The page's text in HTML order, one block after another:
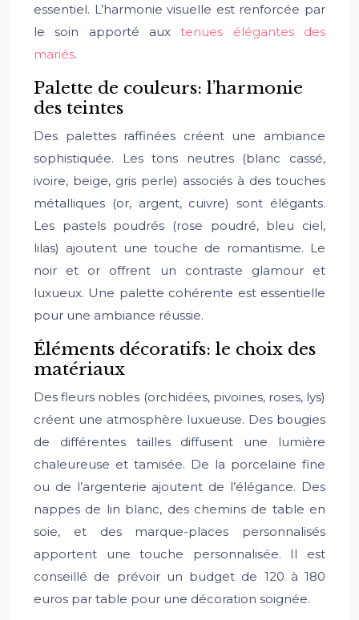
essentiel. L’harmonie visuelle est renforcée par
le soin apporté auxtenues élégantes des
mariés.
Palette de couleurs: l’harmonie
des teintes
Des palettes raffinées créent une ambiance
sophistiquée. Les tons neutres (blanc cassé,
ivoire, beige, gris perle) associés à des touches
métalliques (or, argent, cuivre) sont élégants.
Les pastels poudrés (rose poudré, bleu ciel,
lilas) ajoutent une touche de romantisme. Le
noir et or offrent un contraste glamour et
luxueux. Une palette cohérente est essentielle
pour une ambiance réussie.
Éléments décoratifs: le choix des
matériaux
Des fleurs nobles (orchidées, pivoines, roses, lys)
créent une atmosphère luxueuse. Des bougies
de différentes tailles diffusent une lumière
chaleureuse et tamisée. De la porcelaine fine
ou de l’argenterie ajoutent de l’élégance. Des
nappes de lin blanc, des chemins de table en
soie, et des marque-places personnalisés
apportent une touche personnalisée. Il est
conseillé de prévoir un budget de 120 à 180
euros par table pour une décoration soignée.